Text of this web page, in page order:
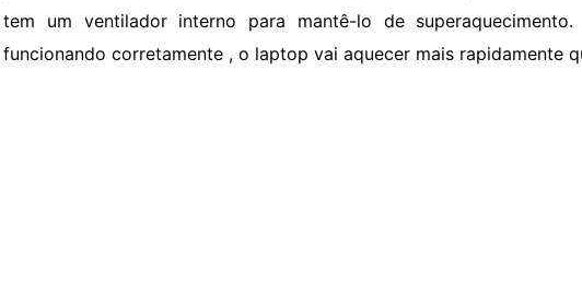
tem um ventilador interno para mantê-lo de
funcionando corretamente , o laptop vai aquecer mais rapidamente